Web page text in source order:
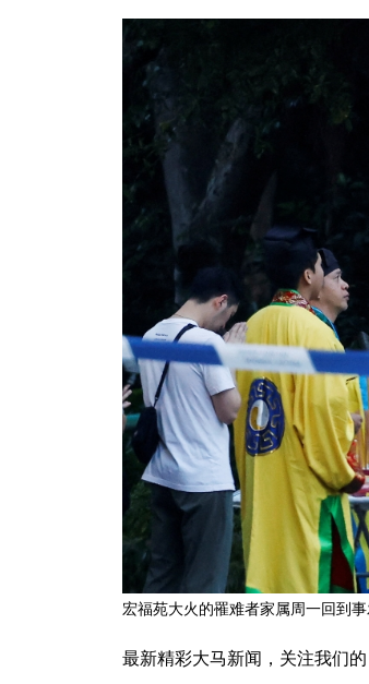
宏福苑大火的罹难者家属周一回到
最新精彩大马新闻，关注我们的